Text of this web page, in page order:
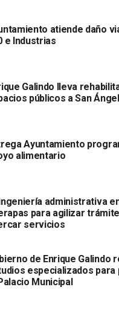
en honor a más de
alcalde destacó el
que
diariamente
tanto en sus hogares
la
autoridades municipales
asistentes
atiende daño
e Industrias
Galindo lleva
públicos a San
Ayuntamiento
alimentario
administrativa
para agilizar
servicios
de Enrique Galindo
especializados
Municipal